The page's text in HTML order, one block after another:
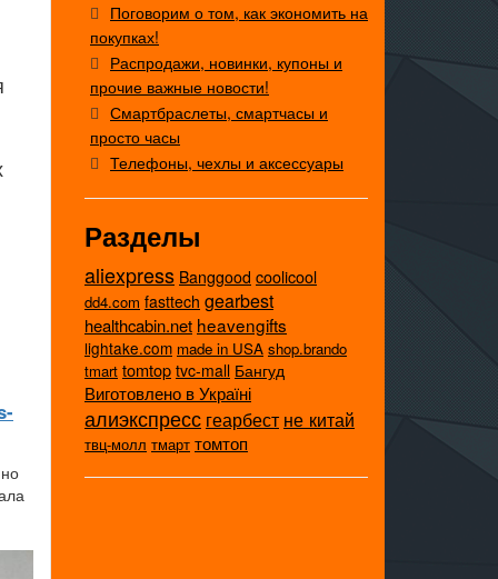
Поговорим о том, как экономить на
покупках!
Распродажи, новинки, купоны и
прочие важные новости!
Смартбраслеты, смартчасы и
просто часы
Телефоны, чехлы и аксессуары
Разделы
aliexpress Banggood coolicool
dd4.com fasttech gearbest
healthcabin.net heavengifts
lightake.com made in USA shop.brando
tmart tomtop tvc-mall Бангуд
Виготовлено в Україні
алиэкспресс геарбест не китай
твц-молл тмарт томтоп